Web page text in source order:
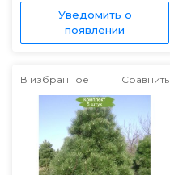
Уведомить о
появлении
В избранное Сравнить